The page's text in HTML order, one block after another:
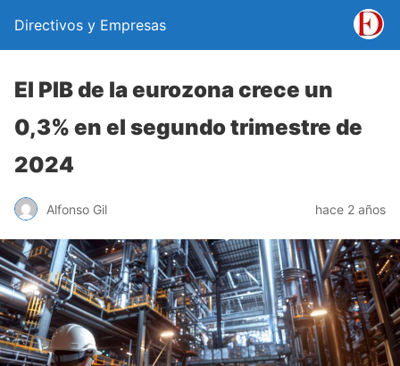
Directivos y Empresas
El PIB de la eurozona crece un
0,3% en el segundo trimestre de
2024
Alfonso Gil hace 2 años